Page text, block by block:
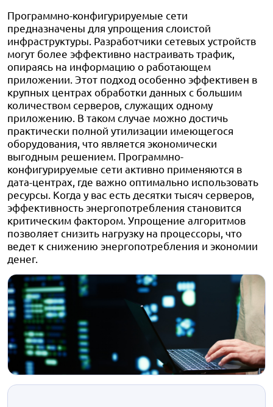
Программно-конфигурируемые сети
предназначены для упрощения слоистой
инфраструктуры. Разработчики сетевых устройств
могут более эффективно настраивать трафик,
опираясь на информацию о работающем
приложении. Этот подход особенно эффективен в
крупных центрах обработки данных с большим
количеством серверов, служащих одному
приложению. В таком случае можно достичь
практически полной утилизации имеющегося
оборудования, что является экономически
выгодным решением. Программно-
конфигурируемые сети активно применяются в
дата-центрах, где важно оптимально использовать
ресурсы. Когда у вас есть десятки тысяч серверов,
эффективность энергопотребления становится
критическим фактором. Упрощение алгоритмов
позволяет снизить нагрузку на процессоры, что
ведет к снижению энергопотребления и экономии
денег.